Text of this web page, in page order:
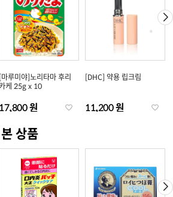
[마루미야]노리타마 후리
카케 25g x 10
17,800 원
[DHC] 약용 립크림
11,200 원
상품